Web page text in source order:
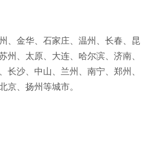
、金华、石家庄、温州、长春、昆
州、太原、大连、哈尔滨、济南、
长沙、中山、兰州、南宁、郑州、
京、扬州等城市。